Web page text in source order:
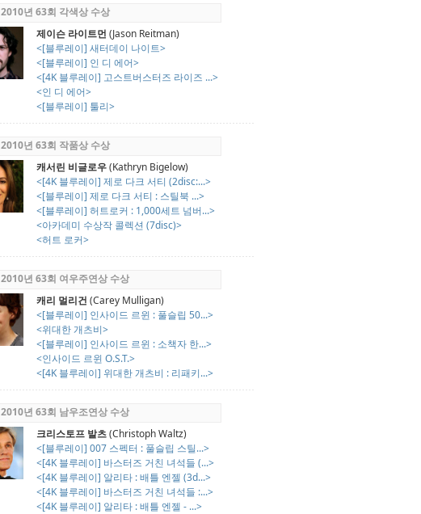
2010년 63회 각색상 수상
제이슨 라이트먼 (Jason Reitman)
<[블루레이] 새터데이 나이트>
<[블루레이] 인 디 에어>
<[4K 블루레이] 고스트버스터즈 라이즈 ...>
<인 디 에어>
<[블루레이] 툴리>
2010년 63회 작품상 수상
캐서린 비글로우(Kathryn Bigelow)
<[4K 블루레이] 제로 다크 서티 (2disc:...>
<[블루레이] 제로 다크 서티 : 스틸북 ...>
<[블루레이] 허트로커 : 1,000세트 넘버...>
<아카데미 수상작 콜렉션 (7disc)>
<허트 로커>
2010년 63회 여우주연상 수상
캐리 멀리건 (Carey Mulligan)
<[블루레이] 인사이드 르윈 : 풀슬립 50...>
<위대한 개츠비>
<[블루레이] 인사이드 르윈 : 소책자 한...>
<인사이드 르윈 O.S.T.>
<[4K 블루레이] 위대한 개츠비 : 리패키...>
2010년 63회 남우조연상 수상
크리스토프 발츠(Christoph Waltz)
<[블루레이] 007 스펙터 : 풀슬립 스틸...>
<[4K 블루레이] 바스터즈 거친 녀석들 (...>
<[4K 블루레이] 알리타 : 배틀 엔젤 (3d...>
<[4K 블루레이] 바스터즈 거친 녀석들 :...>
<[4K 블루레이] 알리타 : 배틀 엔젤 - ...>